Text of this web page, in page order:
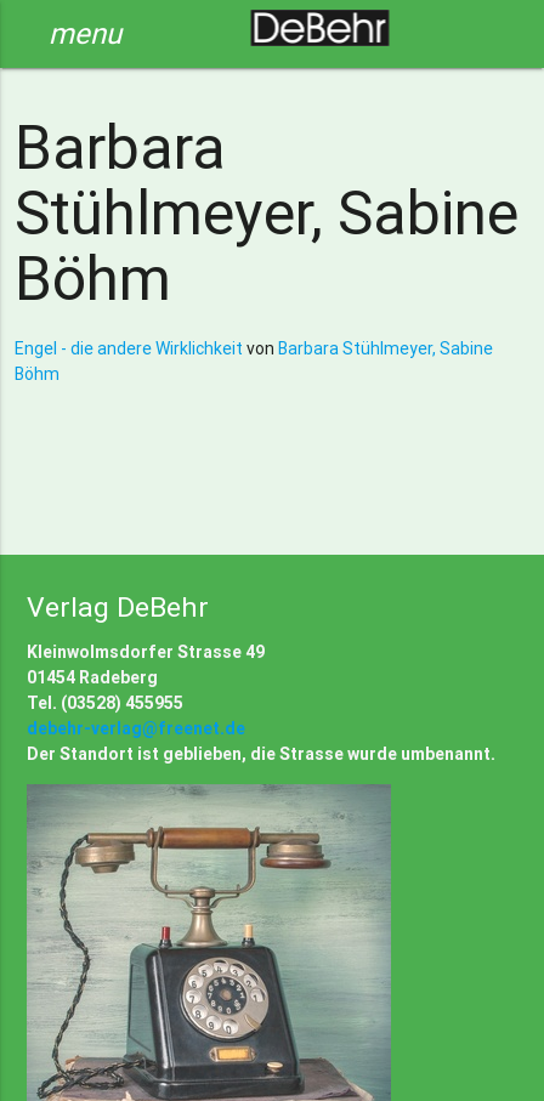
menu
Barbara
Stühlmeyer, Sabine
Böhm
Engel - die andere Wirklichkeit von Barbara Stühlmeyer, Sabine
Böhm
Verlag DeBehr
Kleinwolmsdorfer Strasse 49
01454 Radeberg
Tel. (03528) 455955
debehr-verlag@freenet.de
Der Standort ist geblieben, die Strasse wurde umbenannt.